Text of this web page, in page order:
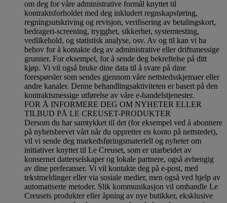
om deg for våre administrative formål knyttet til
kontraktsforholdet med deg inkludert regnskapsføring,
regningsutskriving og revisjon, verifisering av betalingskort,
bedrageri-screening, trygghet, sikkerhet, systemtesting,
vedlikehold, og statistisk analyse, osv. Av og til kan vi ha
behov for å kontakte deg av administrative eller driftsmessige
grunner. For eksempel, for å sende deg bekreftelse på ditt
kjøp. Vi vil også bruke dine data til å svare på dine
forespørsler som sendes gjennom våre nettstedsskjemaer eller
andre kanaler. Denne behandlingsaktiviteten er basert på den
kontraktsmessige utførelse av våre e-handelstjenester.
FOR Å INFORMERE DEG OM NYHETER ELLER
TILBUD PÅ LE CREUSET-PRODUKTER
Dersom du har samtykket til det (for eksempel ved å abonnere
på nyhetsbrevet vårt når du oppretter en konto på nettstedet),
vil vi sende deg markedsføringsmateriell og nyheter om
initiativer knyttet til Le Creuset, som er utarbeidet av
konsernet datterselskaper og lokale partnere, også avhengig
av dine preferanser. Vi vil kontakte deg på e-post, med
tekstmeldinger eller via sosiale medier, men også ved hjelp av
automatiserte metoder. Slik kommunikasjon vil omhandle Le
Creusets produkter eller åpning av nye butikker, eksklusive